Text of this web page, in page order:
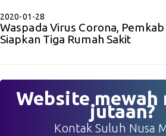
2020-01-28
Waspada Virus Corona,
Siapkan Tiga Rumah Sakit
Website mewah
jutaan?
Kontak Suluh Nusa